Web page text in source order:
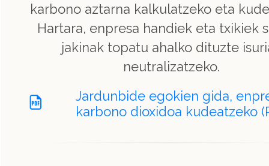
karbono aztarna kalkulatzeko eta
Hartara, enpresa handiek eta txikiek
jakinak topatu ahalko dituzte
neutralizatzeko.
Jardunbide egokien gida,
karbono dioxidoa kudeatzeko